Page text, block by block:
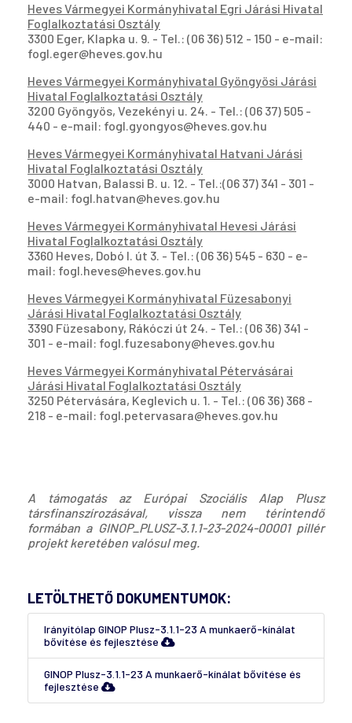
Heves Vármegyei Kormányhivatal Egri Járási Hivatal
Foglalkoztatási Osztály
3300 Eger, Klapka u. 9. - Tel.: (06 36) 512 - 150 - e-mail:
fogl.eger@heves.gov.hu
Heves Vármegyei Kormányhivatal Gyöngyösi Járási
Hivatal Foglalkoztatási Osztály
3200 Gyöngyös, Vezekényi u. 24. - Tel.: (06 37) 505 -
440 - e-mail: fogl.gyongyos@heves.gov.hu
Heves Vármegyei Kormányhivatal Hatvani Járási
Hivatal Foglalkoztatási Osztály
3000 Hatvan, Balassi B. u. 12. - Tel.:(06 37) 341 - 301 -
e-mail: fogl.hatvan@heves.gov.hu
Heves Vármegyei Kormányhivatal Hevesi Járási
Hivatal Foglalkoztatási Osztály
3360 Heves, Dobó I. út 3. - Tel.: (06 36) 545 - 630 - e-
mail: fogl.heves@heves.gov.hu
Heves Vármegyei Kormányhivatal Füzesabonyi
Járási Hivatal Foglalkoztatási Osztály
3390 Füzesabony, Rákóczi út 24. - Tel.: (06 36) 341 -
301 - e-mail: fogl.fuzesabony@heves.gov.hu
Heves Vármegyei Kormányhivatal Pétervásárai
Járási Hivatal Foglalkoztatási Osztály
3250 Pétervására, Keglevich u. 1. - Tel.: (06 36) 368 -
218 - e-mail: fogl.petervasara@heves.gov.hu
A támogatás az Európai Szociális Alap Plusz
társfinanszírozásával, vissza nem térintendő
formában a GINOP_PLUSZ-3.1.1-23-2024-00001 pillér
projekt keretében valósul meg.
LETÖLTHETŐ DOKUMENTUMOK:
Irányítólap GINOP Plusz-3.1.1-23 A munkaerő-kínálat
bővítése és fejlesztése
GINOP Plusz-3.1.1-23 A munkaerő-kínálat bővítése és
fejlesztése